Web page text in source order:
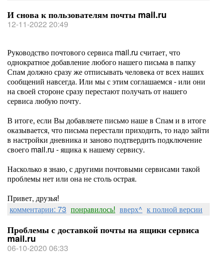
И снова к пользователям почты mail.ru
12-11-2022 20:49
Руководство почтового сервиса mail.ru считает, что
однократное добавление любого нашего письма в папку
Спам должно сразу же отписывать человека от всех наших
сообщений навсегда. Или мы с этим соглашаемся - или они
на своей стороне сразу перестают получать от нашего
сервиса любую почту.
В итоге, если Вы добавляете письмо наше в Спам и в итоге
оказывается, что письма перестали приходить, то надо зайти
в настройки дневника и заново подтвердить подключение
своего mail.ru - ящика к нашему сервису.
Насколько я знаю, с другими почтовыми сервисами такой
проблемы нет или она не столь острая.
Привет, друзья!
комментарии: 73 понравилось! вверх^ к полной версии
Проблемы с доставкой почты на ящики сервиса
mail.ru
06-10-2020 06:33